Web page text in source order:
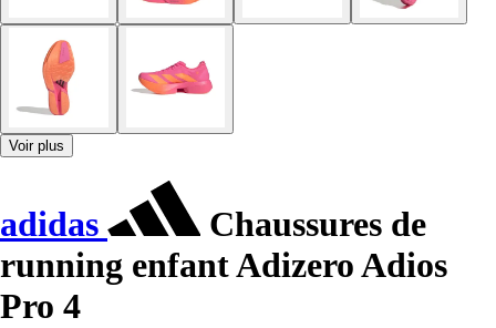
Voir plus
adidas
Chaussures de
running enfant Adizero Adios
Pro 4